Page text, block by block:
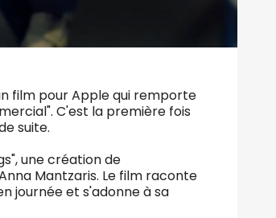
film pour Apple qui remporte
C'est la première fois
suite.
une création de
Mantzaris. Le film raconte
journée et s'adonne à sa